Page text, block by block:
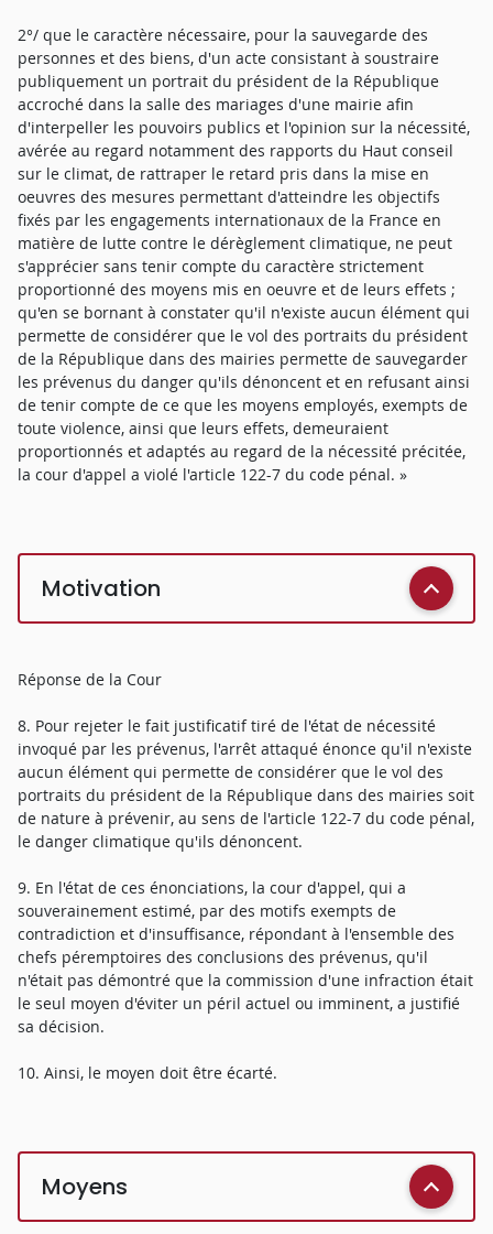
2°/ que le caractère nécessaire, pour la sauvegarde des
personnes et des biens, d'un acte consistant à soustraire
publiquement un portrait du président de la République
accroché dans la salle des mariages d'une mairie afin
d'interpeller les pouvoirs publics et l'opinion sur la nécessité,
avérée au regard notamment des rapports du Haut conseil
sur le climat, de rattraper le retard pris dans la mise en
oeuvres des mesures permettant d'atteindre les objectifs
fixés par les engagements internationaux de la France en
matière de lutte contre le dérèglement climatique, ne peut
s'apprécier sans tenir compte du caractère strictement
proportionné des moyens mis en oeuvre et de leurs effets ;
qu'en se bornant à constater qu'il n'existe aucun élément qui
permette de considérer que le vol des portraits du président
de la République dans des mairies permette de sauvegarder
les prévenus du danger qu'ils dénoncent et en refusant ainsi
de tenir compte de ce que les moyens employés, exempts de
toute violence, ainsi que leurs effets, demeuraient
proportionnés et adaptés au regard de la nécessité précitée,
la cour d'appel a violé l'article 122-7 du code pénal. »
Motivation
Réponse de la Cour
8. Pour rejeter le fait justificatif tiré de l'état de nécessité
invoqué par les prévenus, l'arrêt attaqué énonce qu'il n'existe
aucun élément qui permette de considérer que le vol des
portraits du président de la République dans des mairies soit
de nature à prévenir, au sens de l'article 122-7 du code pénal,
le danger climatique qu'ils dénoncent.
9. En l'état de ces énonciations, la cour d'appel, qui a
souverainement estimé, par des motifs exempts de
contradiction et d'insuffisance, répondant à l'ensemble des
chefs péremptoires des conclusions des prévenus, qu'il
n'était pas démontré que la commission d'une infraction était
le seul moyen d'éviter un péril actuel ou imminent, a justifié
sa décision.
10. Ainsi, le moyen doit être écarté.
Moyens